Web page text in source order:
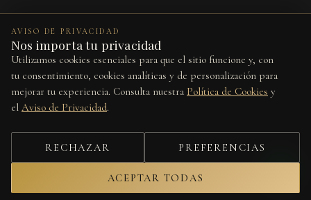
TérminosAviso de Privacidad CookiesDevolucionesPreferencias de cookies
Este sitio está protegido por reCAPTCHA y se aplican laPolítica de
Privacidad
© 2026 Splendor Vita. Todos los derechos reservados.
AVISO DE PRIVACIDAD
Nos importa tu privacidad
Utilizamos cookies esenciales para que el sitio funcione y, con
tu consentimiento, cookies analíticas y de personalización para
mejorar tu experiencia. Consulta nuestra Política de Cookies y
el Aviso de Privacidad.
RECHAZAR PREFERENCIAS
ACEPTAR TODAS